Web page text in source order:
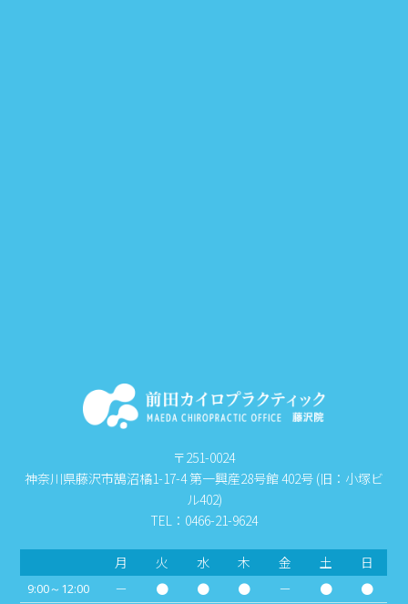
〒251-0024
神奈川県藤沢市鵠沼橘1-17-4 第一興産28号館 402号 (旧：小塚ビ
ル402)
TEL：0466-21-9624
月 火 水 木 金 土 日
9:00～12:00 － ● ● ● － ● ●